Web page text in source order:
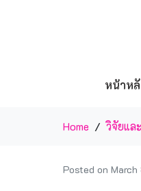
หน้าห
Home วิจัยแ
Posted on